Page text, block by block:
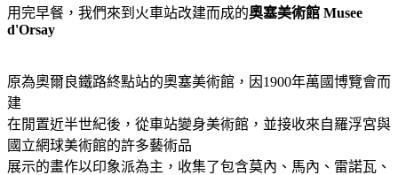
用完早餐，我們來到火車站改建而成的奧塞美術館 Musee
d'Orsay
原為奧爾良鐵路終點站的奧塞美術館，因1900年萬國博覽會而
建
在閒置近半世紀後，從車站變身美術館，並接收來自羅浮宮與
國立網球美術館的許多藝術品
展示的畫作以印象派為主，收集了包含莫內、馬內、雷諾瓦、